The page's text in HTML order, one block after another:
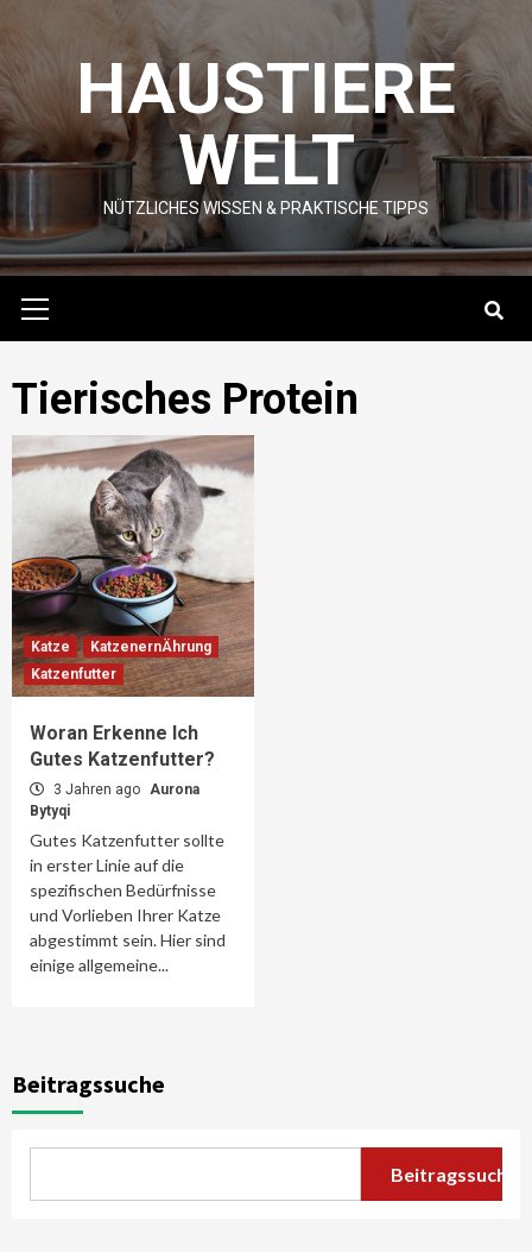
content HAUSTIERE
WELT
NÜTZLICHES WISSEN & PRAKTISCHE TIPPS
Menu
Tierisches Protein
Katze
KatzenernÄhrung
Katzenfutter
Woran Erkenne Ich
Gutes Katzenfutter?
3 Jahren ago Aurona
Bytyqi
Gutes Katzenfutter sollte
in erster Linie auf die
spezifischen Bedürfnisse
und Vorlieben Ihrer Katze
abgestimmt sein. Hier sind
einige allgemeine...
Beitragssuche
Beitragssuche